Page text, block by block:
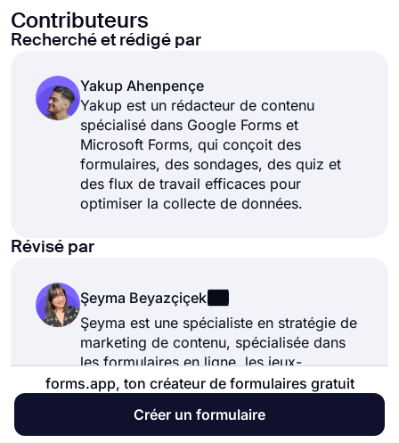
Contributeurs
Recherché et rédigé par
Yakup Ahenpençe
Yakup est un rédacteur de contenu
spécialisé dans Google Forms et
Microsoft Forms, qui conçoit des
formulaires, des sondages, des quiz et
des flux de travail efficaces pour
optimiser la collecte de données.
Révisé par
Şeyma Beyazçiçek
Şeyma est une spécialiste en stratégie de
marketing de contenu, spécialisée dans
les formulaires en ligne, les jeux-
concours, les outils sans code, les
forms.app, ton créateur de formulaires gratuit
Créer un formulaire